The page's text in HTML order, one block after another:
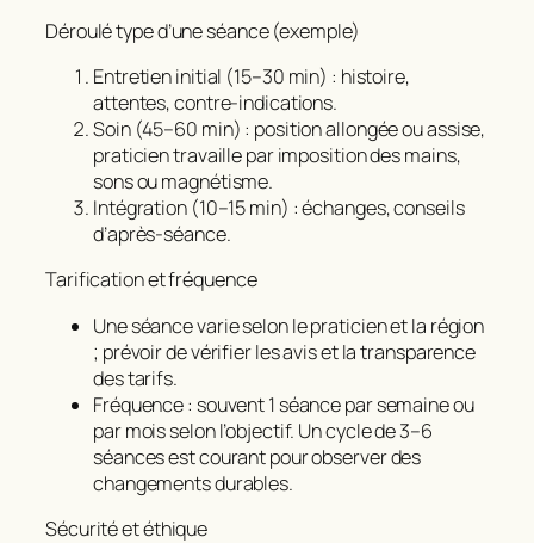
Déroulé type d’une séance (exemple)
Entretien initial (15–30 min) : histoire,
attentes, contre‑indications.
Soin (45–60 min) : position allongée ou assise,
praticien travaille par imposition des mains,
sons ou magnétisme.
Intégration (10–15 min) : échanges, conseils
d’après‑séance.
Tarification et fréquence
Une séance varie selon le praticien et la région
; prévoir de vérifier les avis et la transparence
des tarifs.
Fréquence : souvent 1 séance par semaine ou
par mois selon l’objectif. Un cycle de 3–6
séances est courant pour observer des
changements durables.
Sécurité et éthique